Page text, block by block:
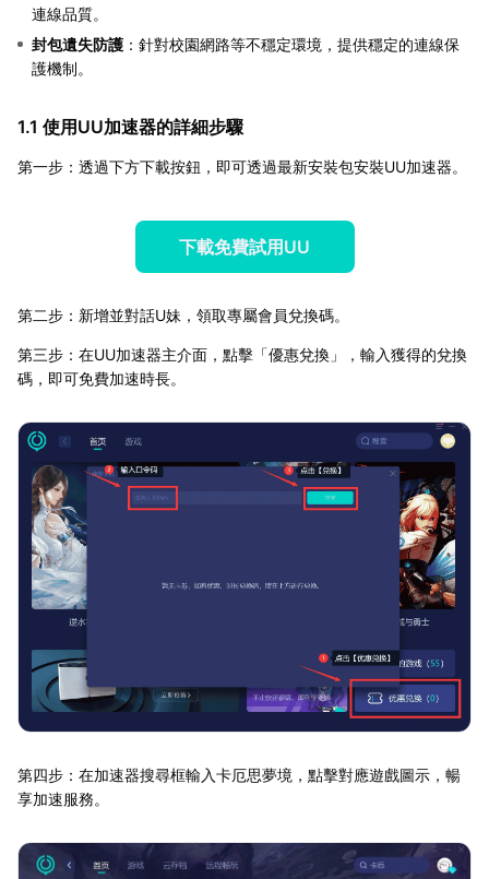
連線品質。
封包遺失防護 ：針對校園網路等不穩定環境，提供穩定的連線保
護機制。
1.1 使用UU加速器的詳細步驟
第一步：透過下方下載按鈕，即可透過最新安裝包安裝UU加速器。
下載免費試用UU
第二步：新增並對話U妹，領取專屬會員兌換碼。
第三步：在UU加速器主介面，點擊「優惠兌換」，輸入獲得的兌換
碼，即可免費加速時長。
第四步：在加速器搜尋框輸入卡厄思夢境，點擊對應遊戲圖示，暢
享加速服務。